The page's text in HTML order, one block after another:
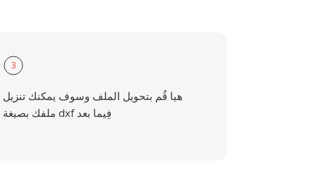
3
هيا قُم بتحويل الملف وسوف يمكنك تنزيل
ملفك بصيغة dxf فِيما بعد